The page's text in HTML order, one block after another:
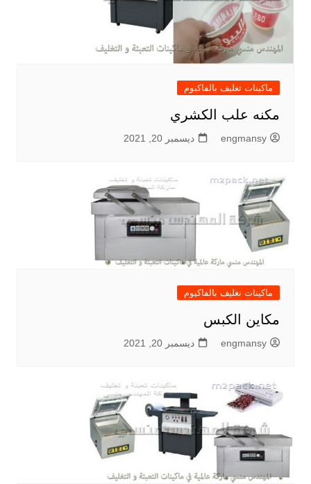
ماكينات تغليف بالفاكيوم
مكنه علب الكشري
engmansy ديسمبر 20, 2021
ماكينات تغليف بالفاكيوم
مكاين الكبس
engmansy ديسمبر 20, 2021